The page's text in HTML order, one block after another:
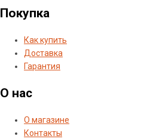
Покупка
Как купить
Доставка
Гарантия
О нас
О магазине
Контакты